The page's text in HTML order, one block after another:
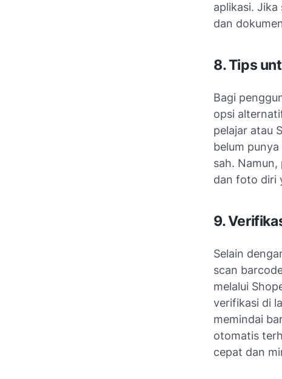
aplikasi.
dan
8. Tips
Bagi
opsi
pelajar atau
belum
sah.
dan foto diri
9.
Selain
scan
melalui
verifikasi di
memindai
otomatis
cepat dan